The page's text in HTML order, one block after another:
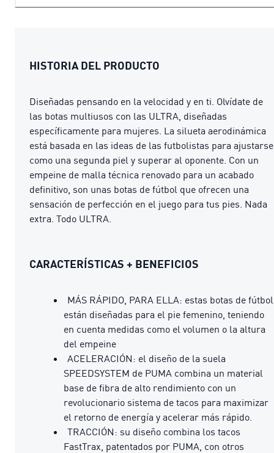
HISTORIA DEL PRODUCTO
Diseñadas pensando en la velocidad y en ti. Olvídate de
las botas multiusos con las ULTRA, diseñadas
específicamente para mujeres. La silueta aerodinámica
está basada en las ideas de las futbolistas para ajustarse
como una segunda piel y superar al oponente. Con un
empeine de malla técnica renovado para un acabado
definitivo, son unas botas de fútbol que ofrecen una
sensación de perfección en el juego para tus pies. Nada
extra. Todo ULTRA.
CARACTERÍSTICAS + BENEFICIOS
MÁS RÁPIDO, PARA ELLA: estas botas de fútbol
están diseñadas para el pie femenino, teniendo
en cuenta medidas como el volumen o la altura
del empeine
ACELERACIÓN: el diseño de la suela
SPEEDSYSTEM de PUMA combina un material
base de fibra de alto rendimiento con un
revolucionario sistema de tacos para maximizar
el retorno de energía y acelerar más rápido.
TRACCIÓN: su diseño combina los tacos
FastTrax, patentados por PUMA, con otros